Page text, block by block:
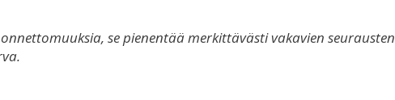
se pienentää merkittävästi vakavien seurausten